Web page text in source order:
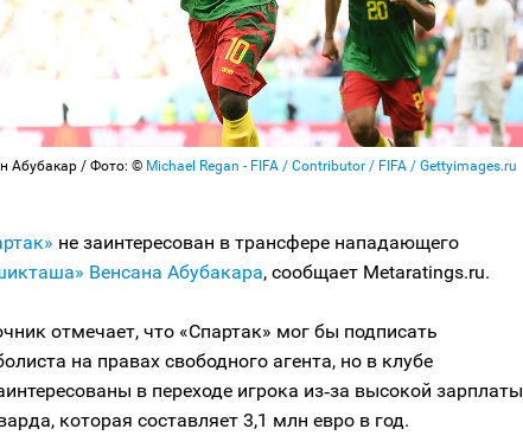
Абубакар / Фото: © Michael Regan - FIFA / Contributor / FIFA / Gettyimages.ru
не заинтересован в трансфере нападающего
Венсана Абубакара, сообщает Metaratings.ru.
отмечает, что «Спартак» мог бы подписать
на правах свободного агента, но в клубе
в переходе игрока из‑за высокой зарплаты
которая составляет 3,1 млн евро в год.